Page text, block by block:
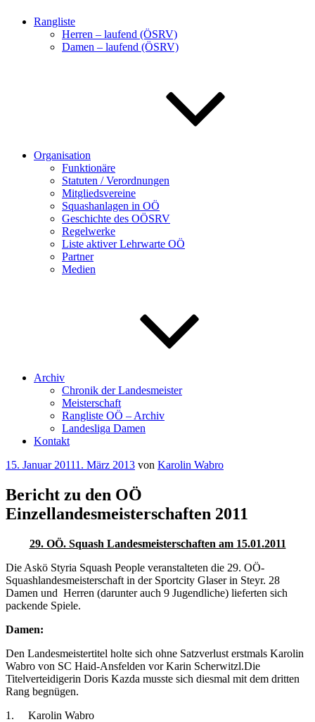
Rangliste
Herren – laufend (ÖSRV)
Damen – laufend (ÖSRV)
Organisation
Funktionäre
Statuten / Verordnungen
Mitgliedsvereine
Squashanlagen in OÖ
Geschichte des OÖSRV
Regelwerke
Liste aktiver Lehrwarte OÖ
Partner
Medien
Archiv
Chronik der Landesmeister
Meisterschaft
Rangliste OÖ – Archiv
Landesliga Damen
Kontakt
Veröffentlicht
15. Januar 20111. März 2013 von Karolin Wabro
Bericht zu den OÖ
Einzellandesmeisterschaften 2011
29. OÖ. Squash Landesmeisterschaften am 15.01.2011
Die Askö Styria Squash People veranstalteten die 29. OÖ-
Squashlandesmeisterschaft in der Sportcity Glaser in Steyr. 28
Damen und Herren (darunter auch 9 Jugendliche) lieferten sich
packende Spiele.
Damen:
Den Landesmeistertitel holte sich ohne Satzverlust erstmals Karolin
Wabro von SC Haid-Ansfelden vor Karin Scherwitzl.Die
Titelverteidigerin Doris Kazda musste sich diesmal mit dem dritten
Rang begnügen.
1. Karolin Wabro